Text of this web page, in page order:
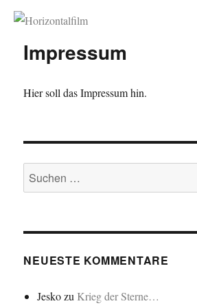
Horizontalfilm
Impressum
Hier soll das Impressum hin.
Suchen
nach:
NEUESTE KOMMENTARE
Jeskozu Krieg der Sterne…